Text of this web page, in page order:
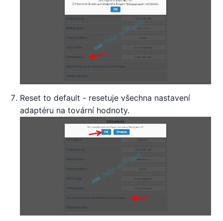
Reset to default - resetuje všechna nastavení
adaptéru na tovární hodnoty.